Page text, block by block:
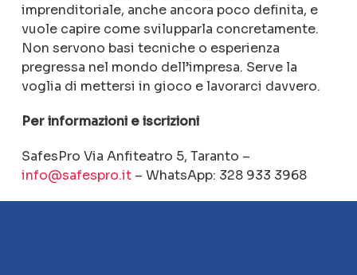
imprenditoriale, anche ancora poco definita, e
vuole capire come svilupparla concretamente.
Non servono basi tecniche o esperienza
pregressa nel mondo dell’impresa. Serve la
voglia di mettersi in gioco e lavorarci davvero.
Per informazioni e iscrizioni
SafesPro Via Anfiteatro 5, Taranto –
info@safespro.it– WhatsApp: 328 933 3968